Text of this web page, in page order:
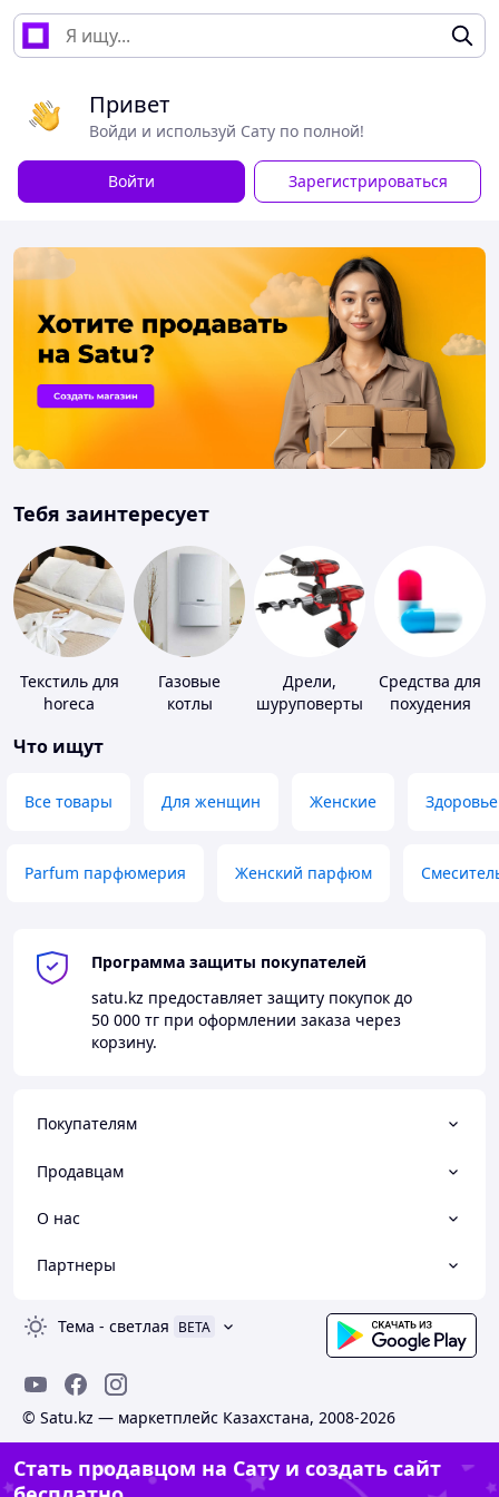
Привет
Войди и используй Сату по полной!
Войти Зарегистрироваться
Тебя заинтересует
Текстиль для
horeca
Газовые
котлы
Дрели,
шуруповерты
Средства для
похудения
Что ищут
Все товары Для женщин Женские Здоровье
Parfum парфюмерия Женский парфюм
Программа защиты покупателей
satu.kz предоставляет защиту покупок до
50 000 тг при оформлении заказа через
корзину.
Покупателям
Продавцам
О нас
Партнеры
Тема - светлая BETA
© Satu.kz — маркетплейс Казахстана, 2008-2026
Стать продавцом на Сату и создать сайт